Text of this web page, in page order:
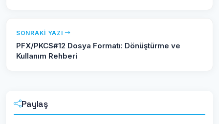
SONRAKI YAZI
PFX/PKCS#12 Dosya Formatı: Dönüştürme ve
Kullanım Rehberi
Paylaş